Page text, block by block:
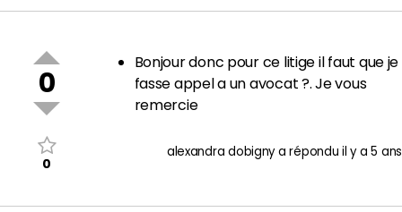
0
0
Bonjour donc pour ce litige il faut que je
fasse appel a un avocat ?. Je vous
remercie
alexandra dobignya réponduil y a 5 ans